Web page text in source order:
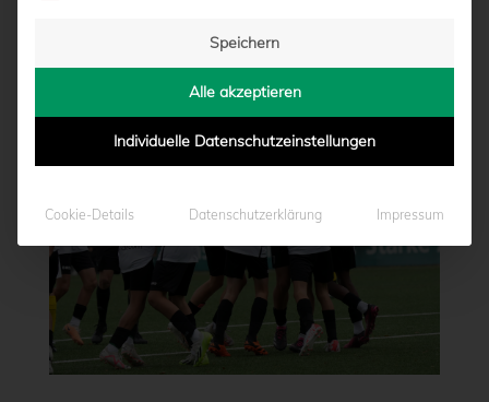
vonMoritz Schwegmann|09.09.2024 - 15:30
Speichern
Alle akzeptieren
Individuelle Datenschutzeinstellungen
Cookie-Details Datenschutzerklärung Impressum